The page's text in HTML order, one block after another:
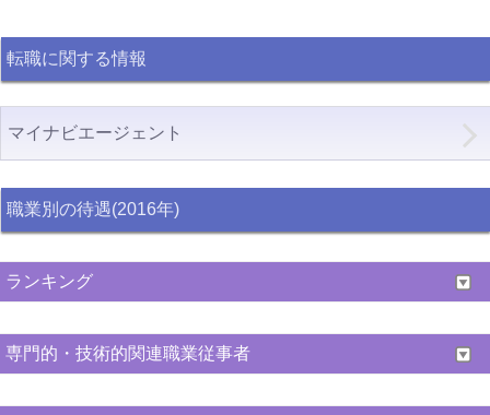
転職に関する情報
マイナビエージェント
職業別の待遇(2016年)
ランキング
専門的・技術的関連職業従事者